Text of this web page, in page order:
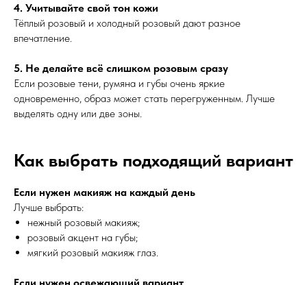
4. Учитывайте свой тон кожи
Тёплый розовый и холодный розовый дают разное
впечатление.
5. Не делайте всё слишком розовым сразу
Если розовые тени, румяна и губы очень яркие
одновременно, образ может стать перегруженным. Лучше
выделять одну или две зоны.
Как выбрать подходящий вариант
Если нужен макияж на каждый день
Лучше выбрать:
нежный розовый макияж;
розовый акцент на губы;
мягкий розовый макияж глаз.
Если нужен освежающий вариант